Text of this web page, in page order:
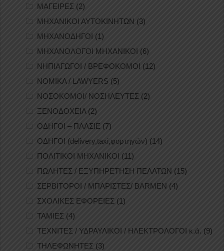
ΜΑΓΕΙΡΕΣ (2)
ΜΗΧΑΝΙΚΟΙ ΑΥΤΟΚΙΝΗΤΩΝ (3)
ΜΗΧΑΝΟΔΗΓΟΙ (1)
ΜΗΧΑΝΟΛΟΓΟΙ ΜΗΧΑΝΙΚΟΙ (6)
ΝΗΠΙΑΓΩΓΟΙ / ΒΡΕΦΟΚΟΜΟΙ (12)
ΝΟΜΙΚΑ / LAWYERS (5)
ΝΟΣΟΚΟΜΟΙ/ ΝΟΣΗΛΕΥΤΕΣ (2)
ΞΕΝΟΔΟΧΕΙΑ(2)
ΟΔΗΓΟΙ – ΠΛΑΣΙΕ (7)
ΟΔΗΓΟΙ (delivery,taxi,φορτηγών) (14)
ΠΟΛΙΤΙΚΟΙ ΜΗΧΑΝΙΚΟΙ (11)
ΠΩΛΗΤΕΣ / ΕΞΥΠΗΡΕΤΗΣΗ ΠΕΛΑΤΩΝ (15)
ΣΕΡΒΙΤΟΡΟΙ / ΜΠΑΡΙΣΤΕΣ/ BARMEN (4)
ΣΧΟΛΙΚΕΣ ΕΦΟΡΕΙΕΣ (1)
ΤΑΜΙΕΣ (4)
ΤΕΧΝΙΤΕΣ / ΥΔΡΑΥΛΙΚΟΙ / ΗΛΕΚΤΡΟΛΟΓΟΙ κ.ά. (9)
ΤΗΛΕΦΩΝΗΤΕΣ (3)